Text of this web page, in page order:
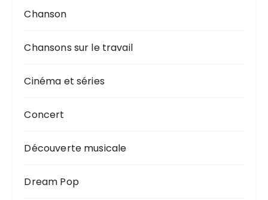
Chanson
Chansons sur le travail
Cinéma et séries
Concert
Découverte musicale
Dream Pop